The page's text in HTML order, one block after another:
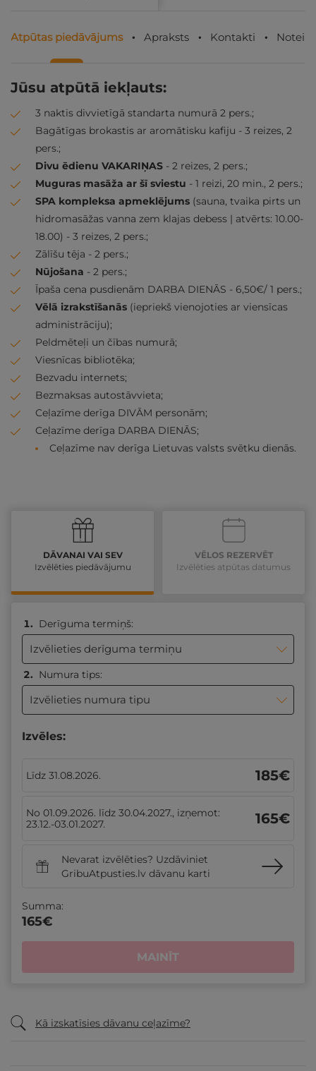
Atpūtas piedāvājums Apraksts Kontakti
Jūsu atpūtā iekļauts:
3 naktis divvietīgā standarta numurā 2 pers.;
Bagātīgas brokastis ar aromātisku kafiju - 3 reizes, 2
pers.;
Divu ēdienu VAKARIŅAS - 2 reizes, 2 pers.;
Muguras masāža ar šī sviestu - 1 reizi, 20 min., 2 pers.;
SPA kompleksa apmeklējums (sauna, tvaika pirts un
hidromasāžas vanna zem klajas debess | atvērts: 10.00-
18.00) - 3 reizes, 2 pers.;
Zālīšu tēja - 2 pers.;
Nūjošana - 2 pers.;
Īpaša cena pusdienām DARBA DIENĀS - 6,50€/ 1 pers.;
Vēlā izrakstīšanās (iepriekš vienojoties ar viensīcas
administrāciju);
Peldmēteļi un čības numurā;
Viesnīcas bibliotēka;
Bezvadu internets;
Bezmaksas autostāvvieta;
Ceļazīme derīga DIVĀM personām;
Ceļazīme derīga DARBA DIENĀS;
Ceļazīme nav derīga Lietuvas valsts svētku dienās.
VĒLOS REZERVĒT
Izvēlēties atpūtas datumus
DĀVANAI VAI SEV
Izvēlēties piedāvājumu
Derīguma termiņš:
Izvēlieties derīguma termiņu
Numura tips:
Izvēlieties numura tipu
Izvēles:
Līdz 31.08.2026. 185€
No 01.09.2026. līdz 30.04.2027., izņemot:
23.12.-03.01.2027.
165€
Nevarat izvēlēties? Uzdāviniet
GribuAtpusties.lv dāvanu karti
Summa:
165€
MAINĪT
Kā izskatīsies dāvanu ceļazīme?